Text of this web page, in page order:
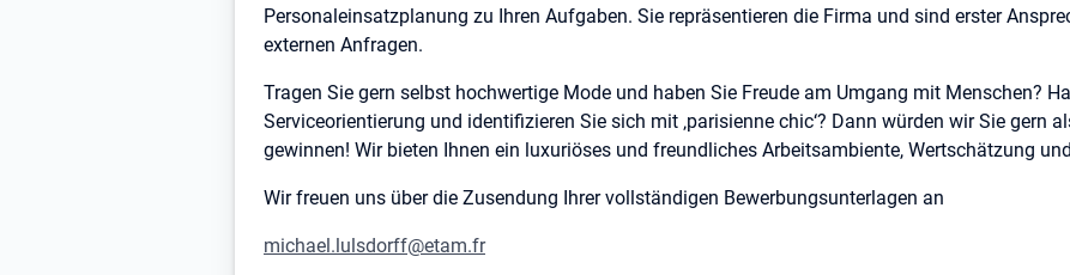
Personaleinsatzplanung zu Ihren Aufgaben. Sie repräsentieren die Firma und sind erster
externen Anfragen.
Tragen Sie gern selbst hochwertige Mode und haben Sie Freude am Umgang mit Menschen?
Serviceorientierung und identifizieren Sie sich mit ‚parisienne chic‘? Dann würden wir Sie gern
gewinnen! Wir bieten Ihnen ein luxuriöses und freundliches Arbeitsambiente, Wertschätzung
Wir freuen uns über die Zusendung Ihrer vollständigen Bewerbungsunterlagen an
michael.lulsdorff@etam.fr